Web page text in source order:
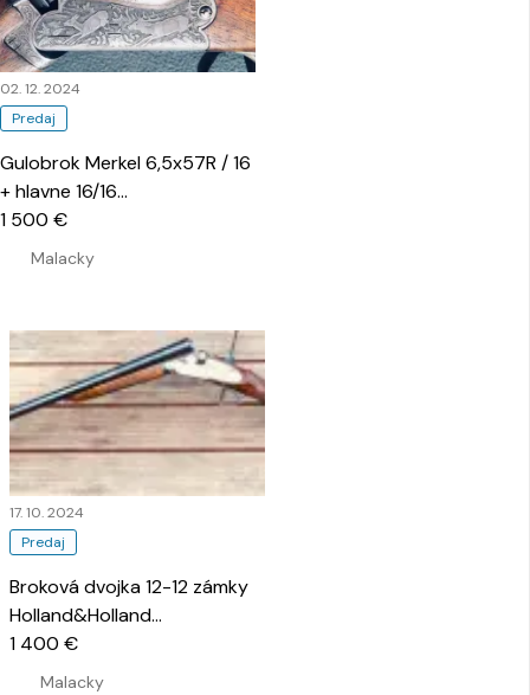
Predaj
02. 12. 2024
Gulobrok Merkel 6,5x57R / 16
+ hlavne 16/16…
Malacky
1 500 €
Predaj
17. 10. 2024
Broková dvojka 12-12 zámky
Holland&Holland…
Malacky
1 400 €